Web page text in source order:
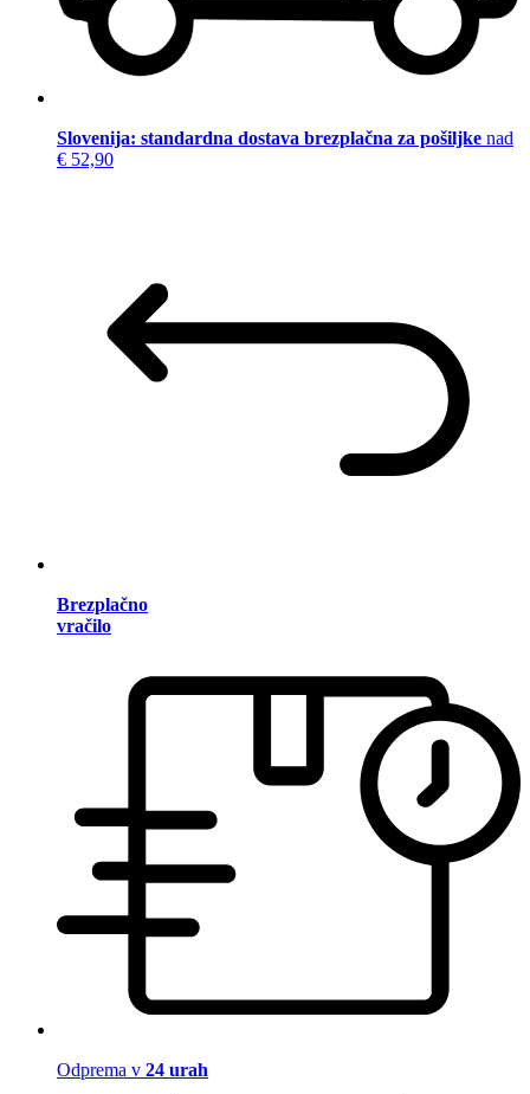
Slovenija: standardna dostava brezplačna za pošiljke nad
€ 52,90
Brezplačno
vračilo
Odprema v 24 urah